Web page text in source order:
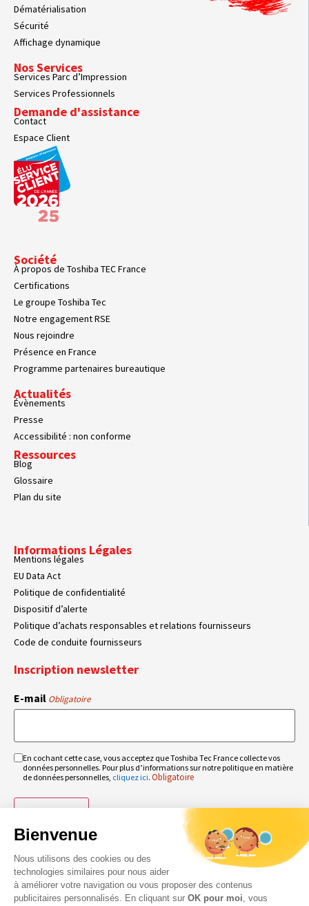
Dématérialisation
Sécurité
Affichage dynamique
Nos Services
Services Parc d’Impression
Services Professionnels
Demande d'assistance
Contact
Espace Client
Société
À propos de Toshiba TEC France
Certifications
Le groupe Toshiba Tec
Notre engagement RSE
Nous rejoindre
Présence en France
Programme partenaires bureautique
Actualités
Évènements
Presse
Accessibilité : non conforme
Ressources
Blog
Glossaire
Plan du site
Informations Légales
Mentions légales
EU Data Act
Politique de confidentialité
Dispositif d’alerte
Politique d’achats responsables et relations fournisseurs
Code de conduite fournisseurs
Inscription newsletter
E-mail Obligatoire
RGPD
Obligatoire
En cochant cette case, vous acceptez que Toshiba Tec France collecte vos
données personnelles. Pour plus d’informations sur notre politique en matière
de données personnelles, cliquez ici. Obligatoire
Bienvenue
Nous utilisons des cookies ou des
technologies similaires pour nous aider
à améliorer votre navigation ou vous proposer des contenus
publicitaires personnalisés. En cliquant sur OK pour moi , vous